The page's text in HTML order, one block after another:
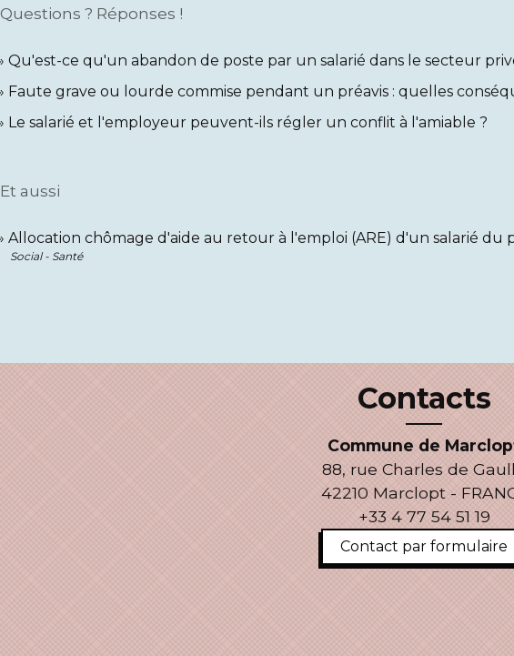
Questions ? Réponses !
Qu'est-ce qu'un abandon de poste par un salarié dans le secteur
Faute grave ou lourde commise pendant un préavis : quelles
Le salarié et l'employeur peuvent-ils régler un conflit à l'amiable ?
Et aussi
Allocation chômage d'aide au retour à l'emploi (ARE) d'un salarié du
Social - Santé
Contacts
Commune de
88, rue Charles de
42210 Marclopt -
+33 4 77 54 51 19
Contact par formulaire